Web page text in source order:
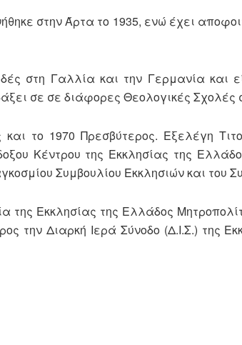
στην Άρτα το 1935, ενώ έχει
στη Γαλλία και την Γερμανία και
σε σε διάφορες Θεολογικές Σχολές
και το 1970 Πρεσβύτερος. Εξελέγη
Κέντρου της Εκκλησίας της
Συμβουλίου Εκκλησιών και του
της Εκκλησίας της Ελλάδος
την Διαρκή Ιερά Σύνοδο (Δ.Ι.Σ.) της